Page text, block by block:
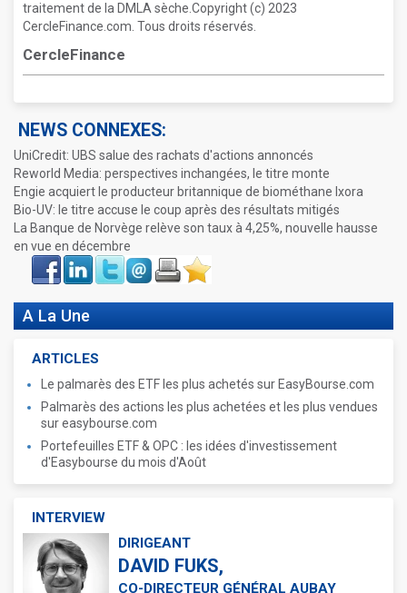
traitement de la DMLA sèche.Copyright (c) 2023
CercleFinance.com. Tous droits réservés.
CercleFinance
NEWS CONNEXES:
UniCredit: UBS salue des rachats d'actions annoncés
Reworld Media: perspectives inchangées, le titre monte
Engie acquiert le producteur britannique de biométhane Ixora
Bio-UV: le titre accuse le coup après des résultats mitigés
La Banque de Norvège relève son taux à 4,25%, nouvelle hausse
en vue en décembre
Face
book
LinkIn Twitter Envoyer ImprimerFavoris
A La Une
ARTICLES
Le palmarès des ETF les plus achetés sur EasyBourse.com
Palmarès des actions les plus achetées et les plus vendues
sur easybourse.com
Portefeuilles ETF & OPC : les idées d'investissement
d'Easybourse du mois d'Août
INTERVIEW
DIRIGEANT
DAVID FUKS,
CO-DIRECTEUR GÉNÉRAL AUBAY